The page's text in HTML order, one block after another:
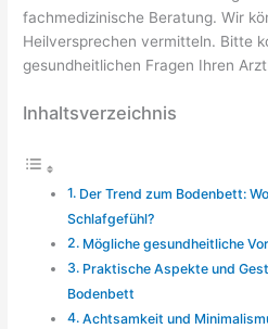
fachmedizinische Beratung. Wir
Heilversprechen vermitteln. Bitte
gesundheitlichen Fragen Ihren
Inhaltsverzeichnis
Der Trend zum Bodenbett:
Schlafgefühl?
Mögliche gesundheitliche
Praktische Aspekte und
Bodenbett
Achtsamkeit und